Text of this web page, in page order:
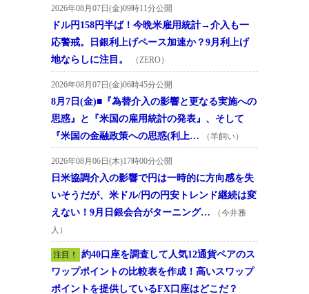
2026年08月07日(金)09時11分公開
ドル円158円半ば！今晩米雇用統計→介入も一
応警戒。日銀利上げペース加速か？9月利上げ
地ならしに注目。
（ZERO）
2026年08月07日(金)06時45分公開
8月7日(金)■『為替介入の影響と更なる実施への
思惑』と『米国の雇用統計の発表』、そして
『米国の金融政策への思惑(利上…
（羊飼い）
2026年08月06日(木)17時00分公開
日米協調介入の影響で円は一時的に方向感を失
いそうだが、米ドル/円の円安トレンド継続は変
えない！9月日銀会合がターニング…
（今井雅
人）
注目！
約40口座を調査して人気12通貨ペアのス
ワップポイントの比較表を作成！高いスワップ
ポイントを提供しているFX口座はどこだ？